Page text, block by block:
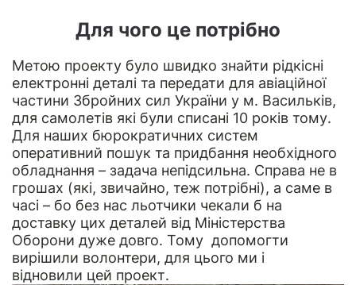
Для чого це потрібно
Метою проекту було швидко знайти рідкісні
електронні деталі та передати для авіаційної
частини Збройних сил України у м. Васильків,
для самолетів які були списані 10 років тому.
Для наших бюрократичних систем
оперативний пошук та придбання необхідного
обладнання – задача непідсильна. Справа не в
грошах (які, звичайно, теж потрібні), а саме в
часі – бо без нас льотчики чекали б на
доставку цих деталей від Міністерства
Оборони дуже довго. Тому допомогти
вирішили волонтери, для цього ми і
відновили цей проект.